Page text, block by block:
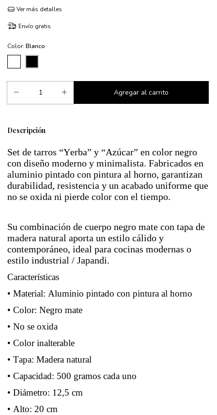
Ver más detalles
Envío gratis
Color: Blanco
Descripción
Set de tarros “Yerba” y “Azúcar” en color negro
con diseño moderno y minimalista. Fabricados en
aluminio pintado con pintura al horno, garantizan
durabilidad, resistencia y un acabado uniforme que
no se oxida ni pierde color con el tiempo.
Su combinación de cuerpo negro mate con tapa de
madera natural aporta un estilo cálido y
contemporáneo, ideal para cocinas modernas o
estilo industrial / Japandi.
Características
• Material: Aluminio pintado con pintura al horno
• Color: Negro mate
• No se oxida
• Color inalterable
• Tapa: Madera natural
• Capacidad: 500 gramos cada uno
• Diámetro: 12,5 cm
• Alto: 20 cm